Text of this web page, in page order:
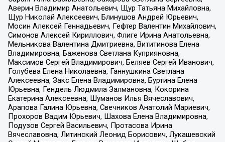
Аверин Владимир Анатольевич, Щур Татьяна Михайловна,
Щур Николай Алексеевич, Блинушов Андрей Юрьевич,
Мосин Алексей Геннадьевич, Гефтер Валентин Михайлович,
Симонов Алексей Кириллович, Флиге Ирина Анатольевна,
Мельникова Валентина Дмитриевна, Вититинова Елена
Владимировна, Баженова Светлана Куприяновна,
Максимов Сергей Владимирович, Беляев Сергей Иванович,
Голубева Елена Николаевна, Ганнушкина Светлана
Алексеевна, Закс Елена Владимировна, Буртина Елена
Юрьевна, Гендель Людмила Залмановна, Кокорина
Екатерина Алексеевна, Шуманов Илья Вячеславович,
Арапова Галина Юрьевна, Свечников Анатолий Мариевич,
Прохоров Вадим Юрьевич, Шахова Елена Владимировна,
Подузов Сергей Васильевич, Протасова Ирина
Вячеславовна, Литинский Леонид Борисович, Лукашевский